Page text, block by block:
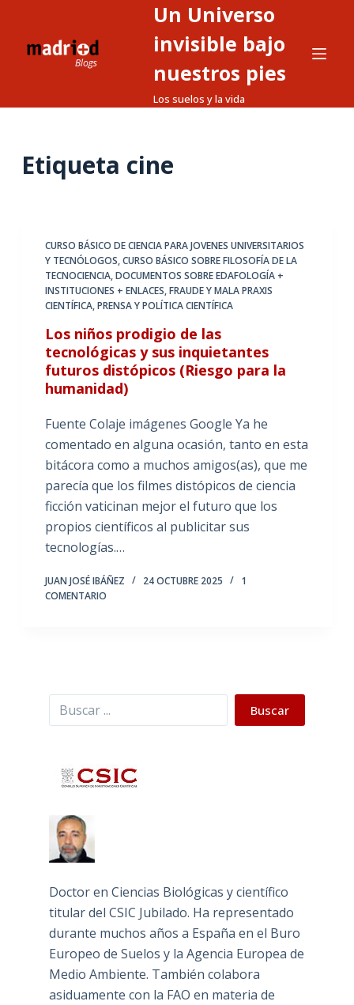
Un Universo
invisible bajo
nuestros pies
Los suelos y la vida
Etiqueta cine
CURSO BÁSICO DE CIENCIA PARA JOVENES UNIVERSITARIOS
Y TECNÓLOGOS,CURSO BÁSICO SOBRE FILOSOFÍA DE LA
TECNOCIENCIA,DOCUMENTOS SOBRE EDAFOLOGÍA +
INSTITUCIONES + ENLACES,FRAUDE Y MALA PRAXIS
CIENTÍFICA,PRENSA Y POLÍTICA CIENTÍFICA
Los niños prodigio de las
tecnológicas y sus inquietantes
futuros distópicos (Riesgo para la
humanidad)
Fuente Colaje imágenes Google Ya he
comentado en alguna ocasión, tanto en esta
bitácora como a muchos amigos(as), que me
parecía que los filmes distópicos de ciencia
ficción vaticinan mejor el futuro que los
propios científicos al publicitar sus
tecnologías.…
JUAN JOSÉ IBÁÑEZ 24 OCTUBRE 2025
1
COMENTARIO
Buscar Buscar
Doctor en Ciencias Biológicas y científico
titular del CSIC Jubilado. Ha representado
durante muchos años a España en el Buro
Europeo de Suelos y la Agencia Europea de
Medio Ambiente. También colabora
asiduamente con la FAO en materia de